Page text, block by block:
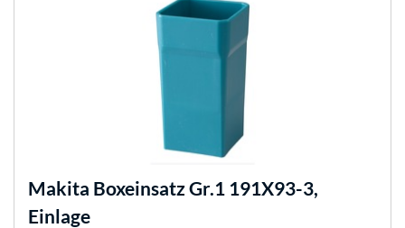
Makita Boxeinsatz Gr.1 191X93-3,
Einlage